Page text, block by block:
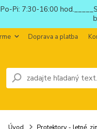
Pi: 7:30-16:00
Doprava a platba